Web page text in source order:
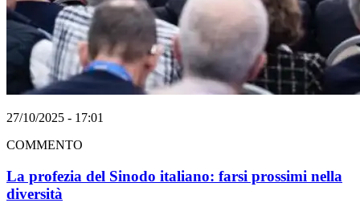
27/10/2025 - 17:01
COMMENTO
La profezia del Sinodo italiano: farsi prossimi nella
diversità